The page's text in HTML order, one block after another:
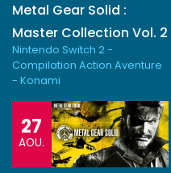
Metal Gear Solid :
Master Collection Vol. 2
Nintendo Switch 2 -
Compilation Action Aventure
- Konami
27
AOU.